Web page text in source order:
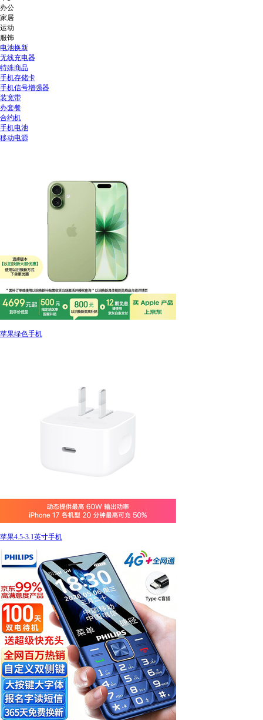
办公
家居
运动
服饰
电池换新
无线充电器
特殊商品
手机存储卡
手机信号增强器
装宽带
办套餐
合约机
手机电池
移动电源
苹果绿色手机
苹果4.5-3.1英寸手机